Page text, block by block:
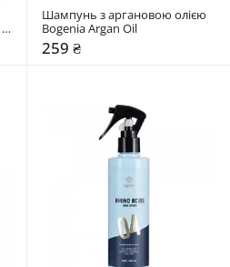
Шампунь з аргановою олією
259 ₴